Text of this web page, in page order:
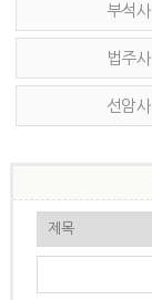
부석사
법주사
선암사